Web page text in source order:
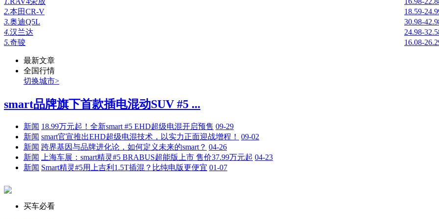
2.本田CR-V
18.59-
3.奥迪Q5L
30.98-
4.汉兰达
24.98-
5.奇骏 16.08-
最新文章
全国行情
切换城市>
smart品牌旗下首款插电混动SUV #5 ...
新闻 18.99万元起！全新smart #5 EHD超级电混开启预售 09-29
新闻 smart官宣推出EHD超级电混技术，以实力正面迎战增程！
09-02
新闻 跨界基因与品牌进化论，如何定义未来的smart？ 04-26
新闻
上海车展：smart精灵#5 BRABUS超能版上市 售价37.99万元起 04-23
新闻 Smart精灵#5用上吉利1.5T插混？比纯电版更便宜 01-07
买车必看